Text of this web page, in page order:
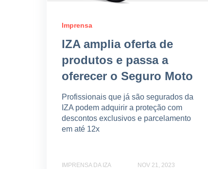
Imprensa
IZA amplia oferta de
produtos e passa a
oferecer o Seguro Moto
Profissionais que já são segurados da
IZA podem adquirir a proteção com
descontos exclusivos e parcelamento
em até 12x
IMPRENSA DA IZA NOV 21, 2023